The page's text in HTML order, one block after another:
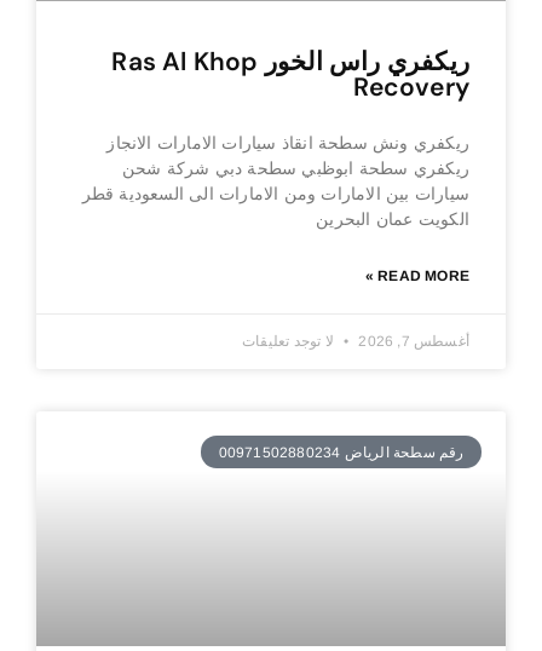
ريكفري راس الخور Ras Al Khop
Recovery
ريكفري ونش سطحة انقاذ سيارات الامارات الانجاز
ريكفري سطحة ابوظبي سطحة دبي شركة شحن
سيارات بين الامارات ومن الامارات الى السعودية قطر
الكويت عمان البحرين
READ MORE »
أغسطس 7, 2026 لا توجد تعليقات
رقم سطحة الرياض 00971502880234